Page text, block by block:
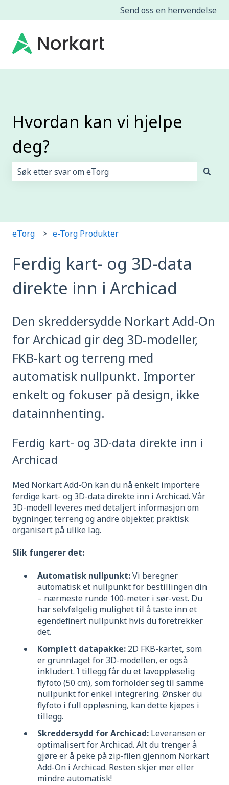
Send oss en henvendelse
Hvordan kan vi hjelpe
deg?
eTorg e-Torg Produkter
Ferdig kart- og 3D-data
direkte inn i Archicad
Den skreddersydde Norkart Add-On
for Archicad gir deg 3D-modeller,
FKB-kart og terreng med
automatisk nullpunkt. Importer
enkelt og fokuser på design, ikke
datainnhenting.
Ferdig kart- og 3D-data direkte inn i
Archicad
Med Norkart Add-On kan du nå enkelt importere
ferdige kart- og 3D-data direkte inn i Archicad. Vår
3D-modell leveres med detaljert informasjon om
bygninger, terreng og andre objekter, praktisk
organisert på ulike lag.
Slik fungerer det:
Automatisk nullpunkt:Vi beregner
automatisk et nullpunkt for bestillingen din
– nærmeste runde 100-meter i sør-vest. Du
har selvfølgelig mulighet til å taste inn et
egendefinert nullpunkt hvis du foretrekker
det.
Komplett datapakke: 2D FKB-kartet, som
er grunnlaget for 3D-modellen, er også
inkludert. I tillegg får du et lavoppløselig
flyfoto (50 cm), som forholder seg til samme
nullpunkt for enkel integrering. Ønsker du
flyfoto i full oppløsning, kan dette kjøpes i
tillegg.
Skreddersydd for Archicad: Leveransen er
optimalisert for Archicad. Alt du trenger å
gjøre er å peke på zip-filen gjennom Norkart
Add-On i Archicad. Resten skjer mer eller
mindre automatisk!